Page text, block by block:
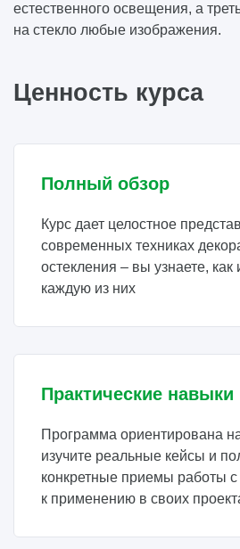
естественного освещения, а
на стекло любые изображения.
Ценность курса
Полный обзор
Курс дает целостное
современных техниках
остекления – вы узнаете, как
каждую из них
Практические навыки
Программа ориентирована
изучите реальные кейсы и
конкретные приемы работы
к применению в своих